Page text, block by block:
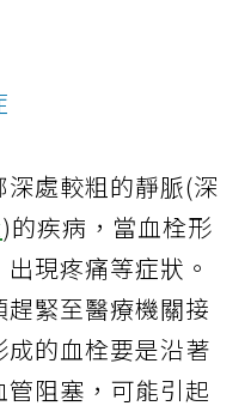
處較粗的靜脈(深
)的疾病，當血栓形
現疼痛等症狀。
緊至醫療機關接
的血栓要是沿著
阻塞，可能引起